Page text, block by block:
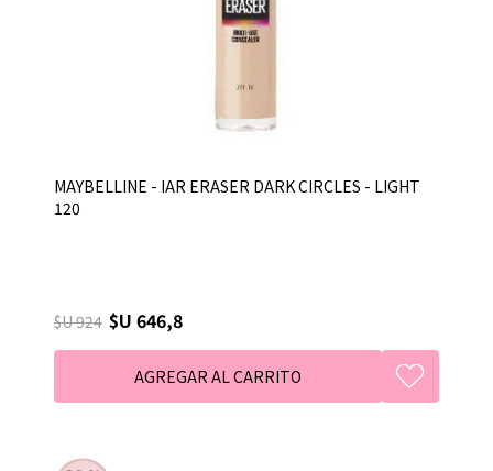
MAYBELLINE - IAR ERASER DARK CIRCLES - LIGHT
120
$U 924 $U 646,8